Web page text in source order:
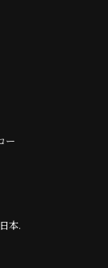
ー
本.